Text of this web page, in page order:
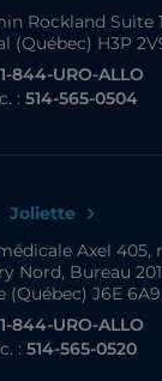
Rockland Suite
(Québec) H3P
1-844-URO-ALLO
: 514-565-0504
Joliette
Axel 405,
Nord, Bureau 201
(Québec) J6E 6A9
1-844-URO-ALLO
: 514-565-0520